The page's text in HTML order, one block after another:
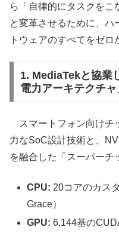
ら「自律的にタスクをこ
と変革させるために、ハ
トウェアのすべてをゼロ
1. MediaTekと協業
電力アーキテクチャ
スマートフォン向けチ
力なSoC設計技術と、
を融合した「スーパーチ
CPU: 20コアのカス
Grace）
GPU: 6,144基の